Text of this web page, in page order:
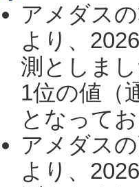
アメダス
より、
測としま
1位の値（
となって
アメダス
より、